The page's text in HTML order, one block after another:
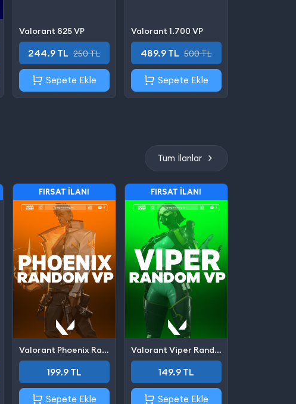
Valorant 825 VP
244.9 TL 250 TL
Sepete Ekle
Valorant 1.700 VP
489.9 TL 500 TL
Sepete Ekle
Tüm İlanlar
FIRSAT İLANI
Valorant Phoenix Random VP
199.9 TL
Sepete Ekle
FIRSAT İLANI
Valorant Viper Random VP
149.9 TL
Sepete Ekle